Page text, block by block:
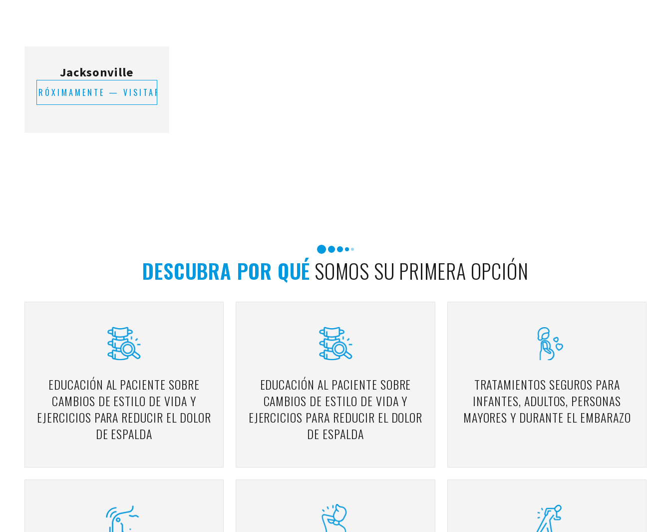
Jacksonville
PRÓXIMAMENTE — VISITAR
DESCUBRA POR QUÉ SOMOS SU PRIMERA OPCIÓN
EDUCACIÓN AL PACIENTE SOBRE
CAMBIOS DE ESTILO DE VIDA Y
EJERCICIOS PARA REDUCIR EL DOLOR
DE ESPALDA
EDUCACIÓN AL PACIENTE SOBRE
CAMBIOS DE ESTILO DE VIDA Y
EJERCICIOS PARA REDUCIR EL DOLOR
DE ESPALDA
TRATAMIENTOS SEGUROS PARA
INFANTES, ADULTOS, PERSONAS
MAYORES Y DURANTE EL EMBARAZO